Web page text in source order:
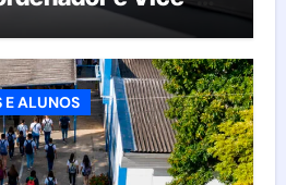
E ALUNOS